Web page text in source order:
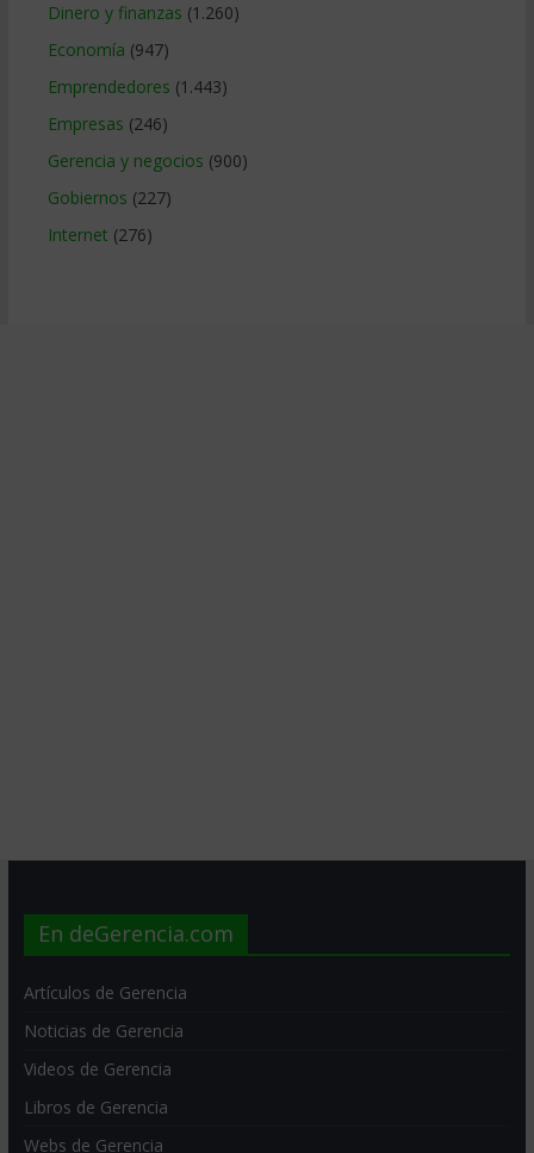
Dinero y finanzas (1.260)
Economía (947)
Emprendedores (1.443)
Empresas (246)
Gerencia y negocios (900)
Gobiernos (227)
Internet (276)
En deGerencia.com
Artículos de Gerencia
Noticias de Gerencia
Videos de Gerencia
Libros de Gerencia
Webs de Gerencia